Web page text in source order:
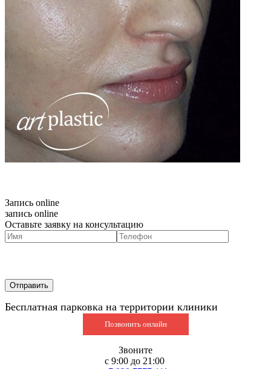
Запись online
запись online
Оставьте заявку на консультацию
Бесплатная парковка на территории клиники
Позвонить онлайн
Звоните
с 9:00 до 21:00